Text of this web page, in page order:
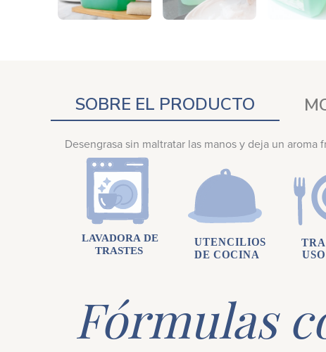
SOBRE EL PRODUCTO
Desengrasa sin maltratar las manos y deja un
Fórmulas